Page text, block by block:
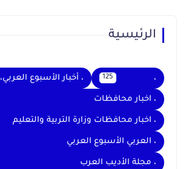
الرئيسية
، 125 ، أخبار الأسبوع العربي،
، اخبار محافظات
، اخبار محافظات وزارة التربية والتعليم
، العربي الأسبوع العربي
، مجلة الأديب العرب